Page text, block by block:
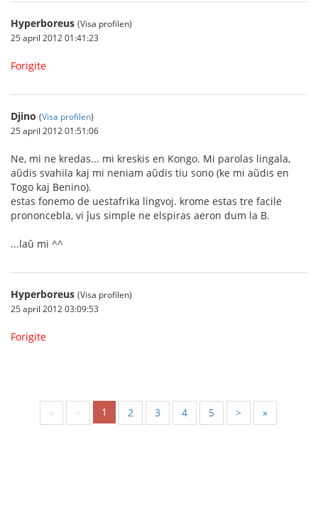
Hyperboreus (Visa profilen)
25 april 2012 01:41:23
Forigite
Djino (Visa profilen)
25 april 2012 01:51:06
Ne, mi ne kredas... mi kreskis en Kongo. Mi parolas lingala,
aŭdis svahila kaj mi neniam aŭdis tiu sono (ke mi aŭdis en
Togo kaj Benino).
estas fonemo de uestafrika lingvoj. krome estas tre facile
prononcebla, vi ĵus simple ne elspiras aeron dum la B.
...laŭ mi ^^
Hyperboreus (Visa profilen)
25 april 2012 03:09:53
Forigite
« < 1 2 3 4 5 > »